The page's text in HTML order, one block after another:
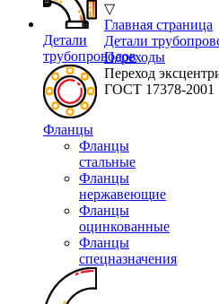
Детали
трубопроводов
Фланцы
Фланцы
стальные
Фланцы
нержавеющие
Фланцы
оцинкованные
Фланцы
спецназначения
▽
Главная страница
Детали
Переходы
Переход
ГОСТ 17378-2001